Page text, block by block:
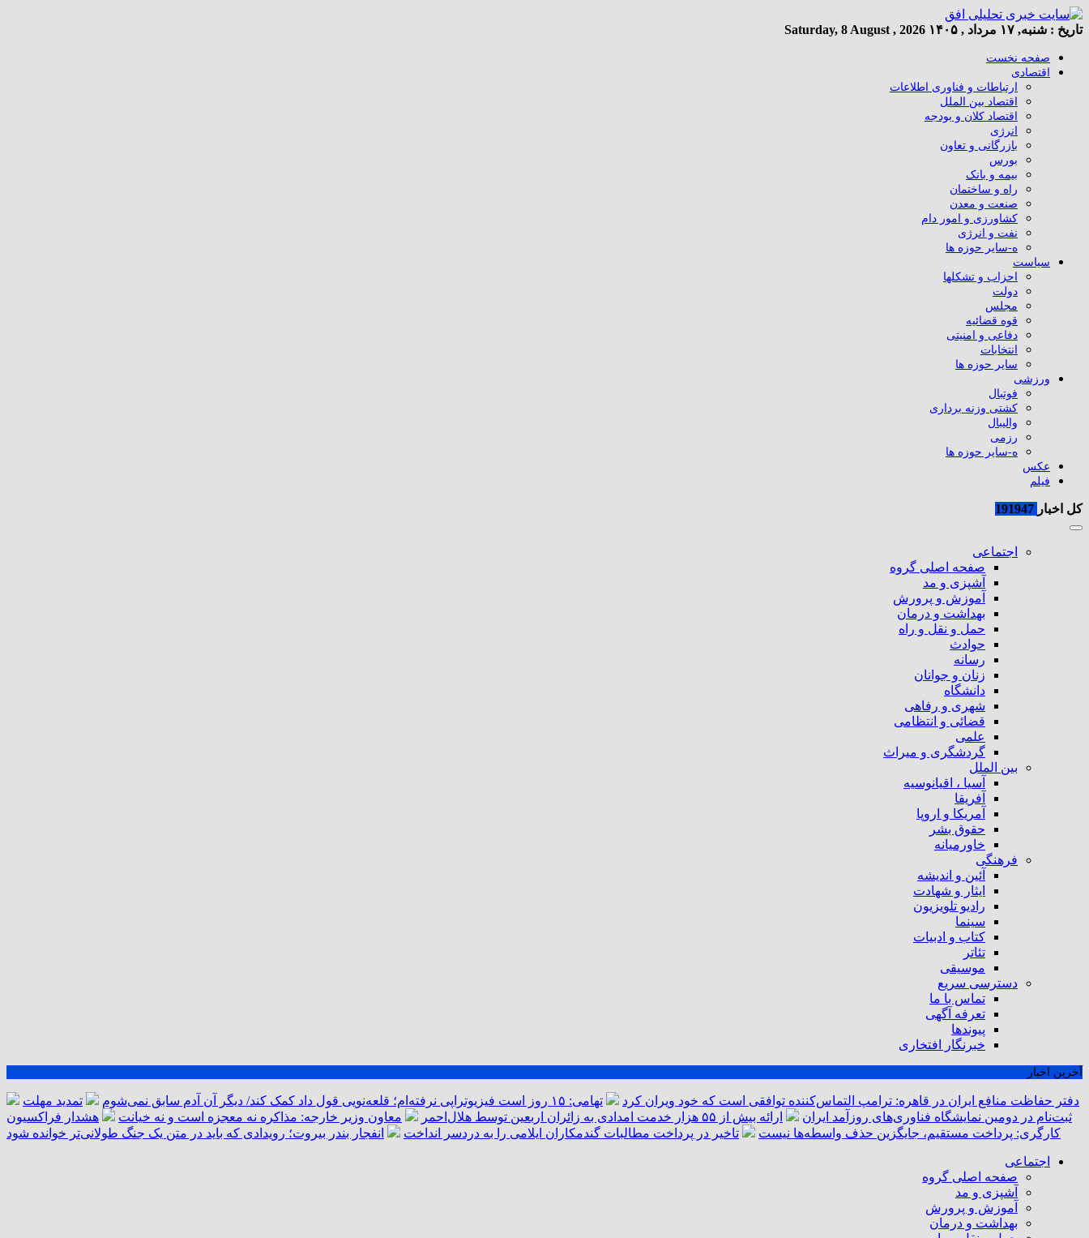
تاریخ : شنبه, ۱۷ مرداد , ۱۴۰۵ Saturday, 8 August , 2026
صفحه نخست
اقتصادی
ارتباطات و فناوری اطلاعات
اقتصاد بین الملل
اقتصاد کلان و بودجه
انرژی
بازرگانی و تعاون
بورس
بیمه و بانک
راه و ساختمان
صنعت و معدن
کشاورزی و امور دام
نفت و انرژی
ه-سایر حوزه ها
سیاست
احزاب و تشکلها
دولت
مجلس
قوه قضائیه
دفاعی و امنیتی
انتخابات
سایر حوزه ها
ورزشی
فوتبال
کشتی وزنه برداری
والیبال
رزمی
ه-سایر حوزه ها
عکس
فیلم
کل اخبار
اجتماعی
صفحه اصلی گروه
آشپزی و مد
آموزش و پرورش
بهداشت و درمان
حمل و نقل و راه
حوادث
رسانه
زنان و جوانان
دانشگاه
شهری و رفاهی
قضائی و انتظامی
علمی
گردشگری و میراث
بین الملل
آسیا ، اقیانوسیه
آفریقا
آمریکا و اروپا
حقوق بشر
خاورمیانه
فرهنگی
آئین و اندیشه
ایثار و شهادت
رادیو تلویزیون
سینما
کتاب و ادبیات
تئاتر
موسیقی
دسترسی سریع
تماس با ما
تعرفه آگهی
پیوندها
خبرنگار افتخاری
آخرین اخبار
دفتر حفاظت منافع ایران در قاهره: ترامپ التماس‌کننده توافقی است که خود ویران کرد تهامی: ۱۵ روز است فیزیوتراپی نرفته‌ام؛ قلعه‌نویی قول داد کمک کند/ دیگر آن آدم سابق نمی‌شوم
تمدید مهلت
ثبت‌نام در دومین نمایشگاه فناوری‌های روزآمد ایران
ارائه بیش از ۵۵ هزار خدمت امدادی به زائران اربعین توسط هلال‌احمر معاون وزیر خارجه: مذاکره نه معجزه است و نه خیانت
هشدار فراکسیون
کارگری: پرداخت مستقیم، جایگزین حذف واسطه‌ها نیست
تاخیر در پرداخت مطالبات گندمکاران ایلامی را به دردسر انداخت انفجار بندر بیروت؛ رویدادی که باید در متن یک جنگ طولانی‌تر خوانده شود
اجتماعی
صفحه اصلی گروه
آشپزی و مد
آموزش و پرورش
بهداشت و درمان